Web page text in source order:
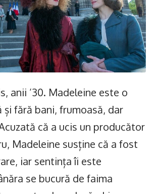
anii ’30. Madeleine este o
fără bani, frumoasă, dar
că a ucis un producător
Madeleine susține că a fost
iar sentința îi este
se bucură de faima